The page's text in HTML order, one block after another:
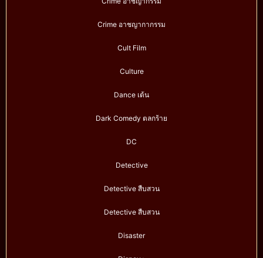
Crime อาชญากากรรม
Cult Film
Culture
Dance เต้น
Dark Comedy ตลกร้าย
DC
Detective
Detective สืบสวน
Detective สืบสวน
Disaster